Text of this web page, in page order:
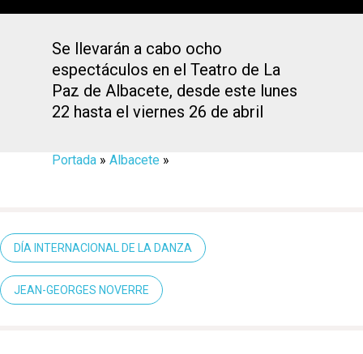
Se llevarán a cabo ocho
espectáculos en el Teatro de La
Paz de Albacete, desde este lunes
22 hasta el viernes 26 de abril
Portada » Albacete »
DÍA INTERNACIONAL DE LA DANZA
JEAN-GEORGES NOVERRE